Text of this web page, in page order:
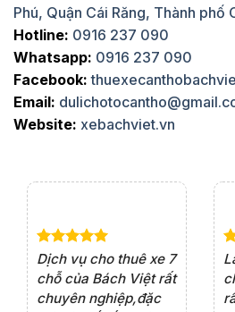
Phú, Quận Cái Răng, Thành phố
Hotline: 0916 237 090
Whatsapp: 0916 237 090
Facebook:
Email:
Website: xebachviet.vn
Dịch vụ cho thuê xe 7
chỗ của Bách Việt rất
chuyên nghiệp,đặc